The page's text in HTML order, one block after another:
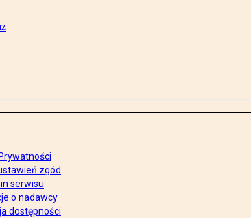
zgód
serwisu
o nadawcy
dostępności